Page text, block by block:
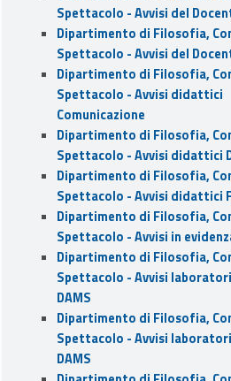
Spettacolo - Avvisi del
Dipartimento di Filosofia,
Spettacolo - Avvisi del
Dipartimento di Filosofia,
Spettacolo - Avvisi didattici
Comunicazione
Dipartimento di Filosofia,
Spettacolo - Avvisi didattici
Dipartimento di Filosofia,
Spettacolo - Avvisi didattici
Dipartimento di Filosofia,
Spettacolo - Avvisi in
Dipartimento di Filosofia,
Spettacolo - Avvisi laboratori
DAMS
Dipartimento di Filosofia,
Spettacolo - Avvisi laboratori
DAMS